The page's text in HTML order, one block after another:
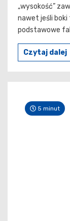
„wysokość”
nawet jeśli boki
podstawowe
Czytaj dalej
5 minut